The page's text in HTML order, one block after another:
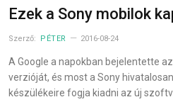
Ezek a Sony mobilok
Szerző: PÉTER 2016-08-24
A Google a napokban bejelentette
verzióját, és most a Sony
készülékeire fogja kiadni az új